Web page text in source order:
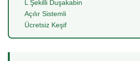
L Şekilli Duşakabin
Açılır Sistemli
Ücretsiz Keşif